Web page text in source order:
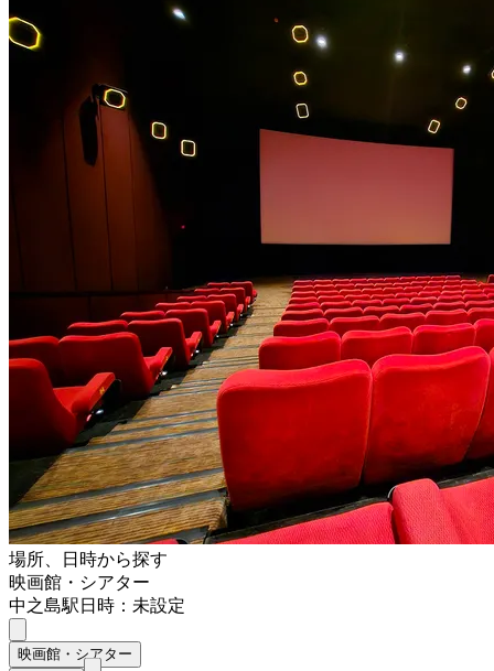
場所、日時から探す
映画館・シアター
中之島駅日時：未設定
映画館・シアター